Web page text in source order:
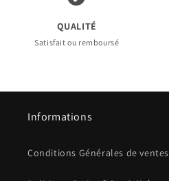
QUALITÉ
Satisfait ou remboursé
Informations
Conditions Générales de ventes